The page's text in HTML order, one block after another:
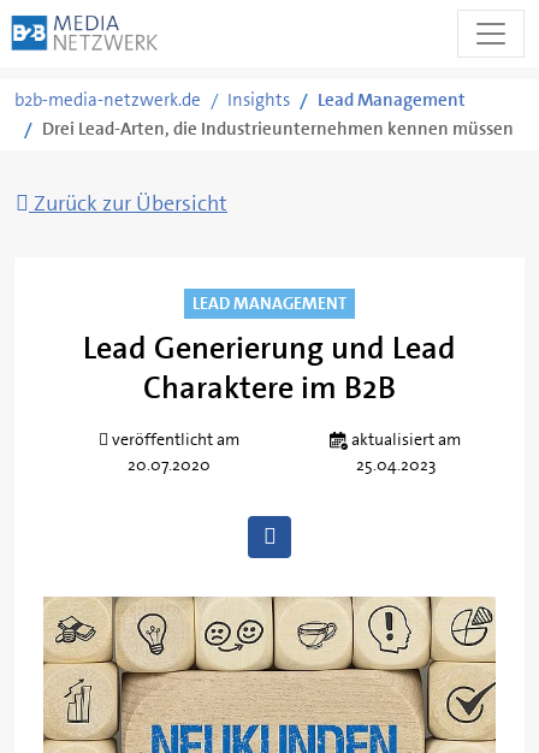
Inhalt
springen
b2b-media-netzwerk.de Insights
Lead Management
Drei Lead-Arten, die Industrieunternehmen kennen müssen
Zurück zur Übersicht
LEAD MANAGEMENT
Lead Generierung und Lead
Charaktere im B2B
Rita
veröffentlicht am
20.07.2020
aktualisiert am
25.04.2023